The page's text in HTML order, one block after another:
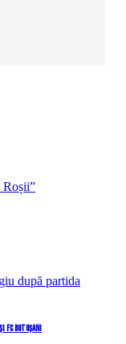
FC Botoșani